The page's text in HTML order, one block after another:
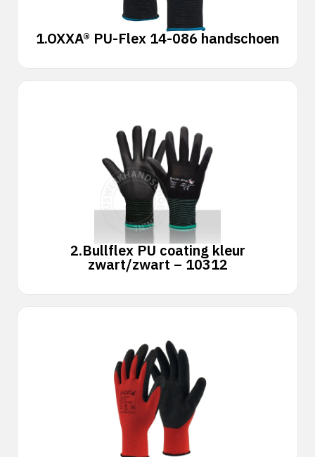
1.OXXA® PU-Flex 14-086 handschoen
2.Bullflex PU coating kleur
zwart/zwart – 10312